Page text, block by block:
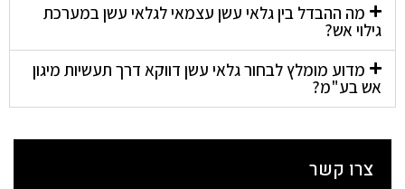
מה ההבדל בין גלאי עשן עצמאי לגלאי עשן במערכת
גילוי אש?
מדוע מומלץ לבחור גלאי עשן דווקא דרך תעשיות מיגון
אש בע"מ?
צרו קשר